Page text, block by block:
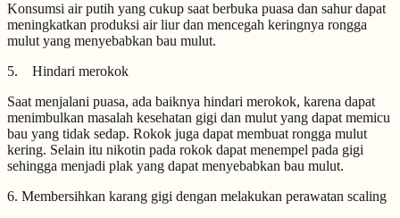
Konsumsi air putih yang cukup saat berbuka puasa dan sahur dapat
meningkatkan produksi air liur dan mencegah keringnya rongga
mulut yang menyebabkan bau mulut.
5. Hindari merokok
Saat menjalani puasa, ada baiknya hindari merokok, karena dapat
menimbulkan masalah kesehatan gigi dan mulut yang dapat memicu
bau yang tidak sedap. Rokok juga dapat membuat rongga mulut
kering. Selain itu nikotin pada rokok dapat menempel pada gigi
sehingga menjadi plak yang dapat menyebabkan bau mulut.
6. Membersihkan karang gigi dengan melakukan perawatan scaling